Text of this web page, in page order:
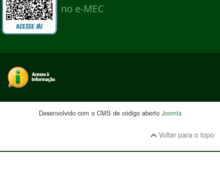
Desenvolvido com o CMS de código aberto Joomla
Voltar para o topo